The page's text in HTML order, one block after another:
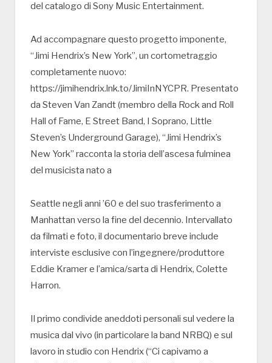
del catalogo di Sony Music Entertainment.
Ad accompagnare questo progetto imponente,
“Jimi Hendrix’s New York”, un cortometraggio
completamente nuovo:
https://jimihendrix.lnk.to/JimiInNYCPR. Presentato
da Steven Van Zandt (membro della Rock and Roll
Hall of Fame, E Street Band, I Soprano, Little
Steven’s Underground Garage), “Jimi Hendrix’s
New York” racconta la storia dell’ascesa fulminea
del musicista nato a
Seattle negli anni ’60 e del suo trasferimento a
Manhattan verso la fine del decennio. Intervallato
da filmati e foto, il documentario breve include
interviste esclusive con l’ingegnere/produttore
Eddie Kramer e l’amica/sarta di Hendrix, Colette
Harron.
Il primo condivide aneddoti personali sul vedere la
musica dal vivo (in particolare la band NRBQ) e sul
lavoro in studio con Hendrix (“Ci capivamo a